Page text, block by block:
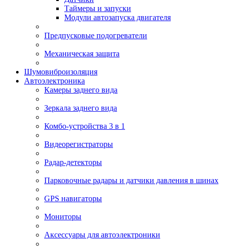
Таймеры и запуски
Модули автозапуска двигателя
Предпусковые подогреватели
Механическая защита
Шумовиброизоляция
Автоэлектроника
Камеры заднего вида
Зеркала заднего вида
Комбо-устройства 3 в 1
Видеорегистраторы
Радар-детекторы
Парковочные радары и датчики давления в шинах
GPS навигаторы
Мониторы
Аксессуары для автоэлектроники